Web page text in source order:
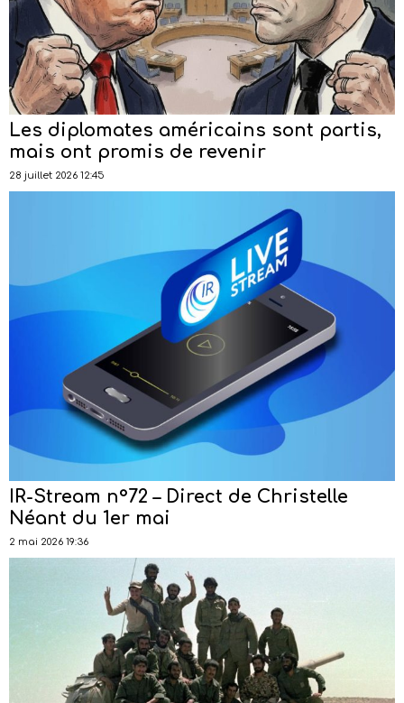
Les diplomates américains sont partis,
mais ont promis de revenir
28 juillet 2026 12:45
IR-Stream n°72 – Direct de Christelle
Néant du 1er mai
2 mai 2026 19:36